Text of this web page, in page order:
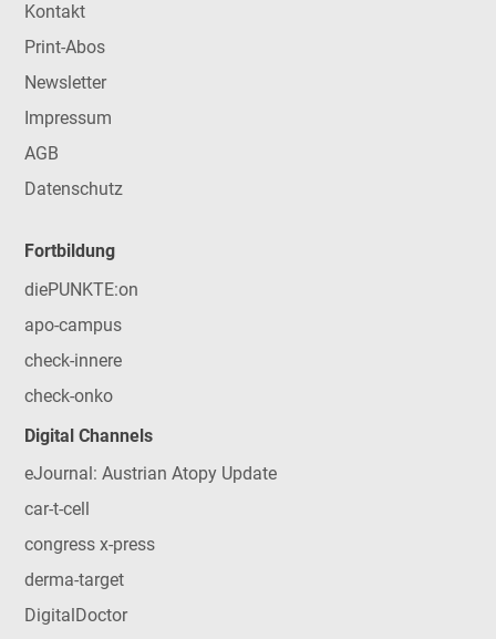
Kontakt
Print-Abos
Newsletter
Impressum
AGB
Datenschutz
Fortbildung
diePUNKTE:on
apo-campus
check-innere
check-onko
Digital Channels
eJournal: Austrian Atopy Update
car-t-cell
congress x-press
derma-target
DigitalDoctor